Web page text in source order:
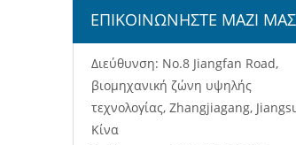
ΕΠΙΚΟΙΝΩΝΗΣΤΕ ΜΑΖΙ ΜΑΣ
Διεύθυνση: No.8 Jiangfan Road,
βιομηχανική ζώνη υψηλής
τεχνολογίας, Zhangjiagang,
Κίνα